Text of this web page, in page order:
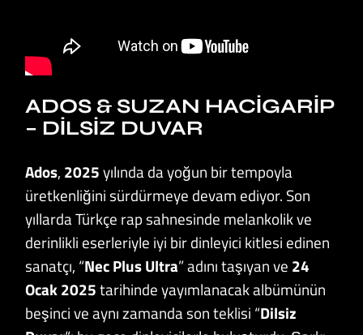
ADOS & SUZAN HACIGARIP
– DILSIZ DUVAR
Ados, 2025yılında da yoğun bir tempoyla
üretkenliğini sürdürmeye devam ediyor. Son
yıllarda Türkçe rap sahnesinde melankolik ve
derinlikli eserleriyle iyi bir dinleyici kitlesi edinen
sanatçı, “Nec Plus Ultra” adını taşıyan ve 24
Ocak 2025tarihinde yayımlanacak albümünün
beşinci ve aynı zamanda son teklisi “Dilsiz